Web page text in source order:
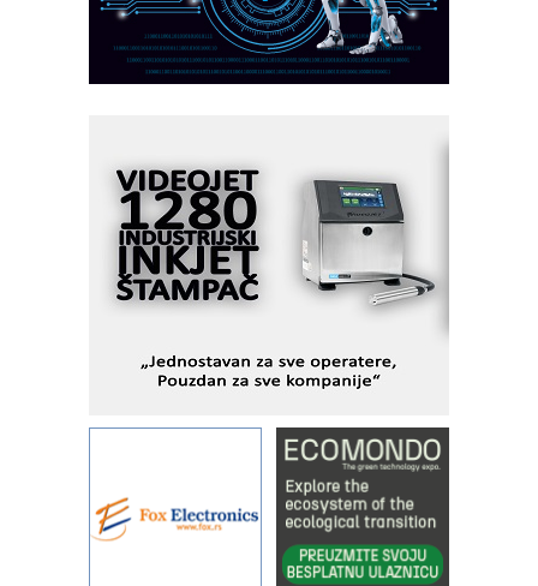
I.SAFE MOBILE revolucioniše
industrijsku automatizaciju
pionirskimmobile operator PANEL-OM
KIP KOP – napredna rešenja za
savremene industrijske i logističke
objekte
Alba d.o.o. – 35 godina preciznosti u
metrologiji i pametnim dozirnim
rešenjima
STAUFF – Komponente koje
sistema
YAMADA pumpe – japanska
pouzdanost u transferu fluida
Filtration Group Industrial – Napredna
rešenja za filtraciju u hidrauličkim i
procesnim sistemima